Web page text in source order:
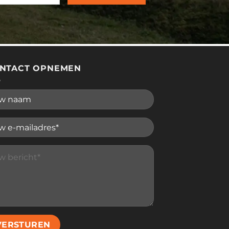
OPNEMEN
leave this field empty.